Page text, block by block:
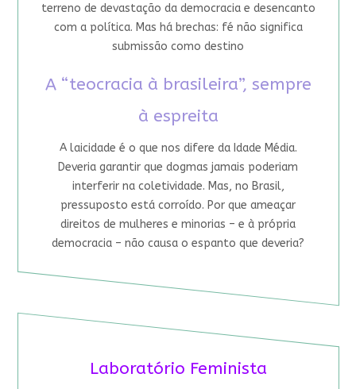
terreno de devastação da democracia e desencanto
com a política. Mas há brechas: fé não significa
submissão como destino
A “teocracia à brasileira”, sempre
à espreita
A laicidade é o que nos difere da Idade Média.
Deveria garantir que dogmas jamais poderiam
interferir na coletividade. Mas, no Brasil,
pressuposto está corroído. Por que ameaçar
direitos de mulheres e minorias – e à própria
democracia – não causa o espanto que deveria?
Laboratório Feminista